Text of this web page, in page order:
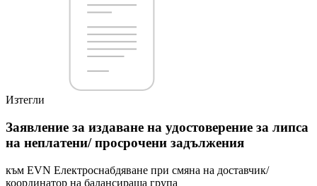
Изтегли
Заявление за издаване на удостоверение за липса
на неплатени/ просрочени задължения
към EVN Електроснабдяване при смяна на доставчик/
координатор на балансираща група